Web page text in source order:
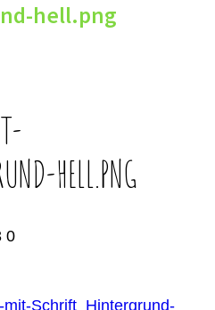
hell.png
HELL.PNG
0
Schrift_Hintergrund-